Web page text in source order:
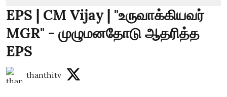
EPS | CM Vijay | "உருவாக்கியவர்
MGR" - முழுமனதோடு ஆதரித்த
EPS
thanthitv